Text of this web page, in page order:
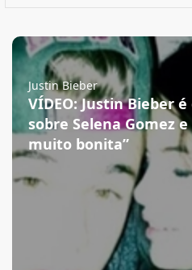
Justin Bieber
VÍDEO: Justin Bieber
sobre Selena Gomez
muito bonita”